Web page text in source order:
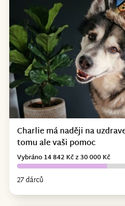
Charlie má naději na
tomu ale vaši pomoc
27 dárců
Vybráno 14 842 Kč z 30 000 Kč